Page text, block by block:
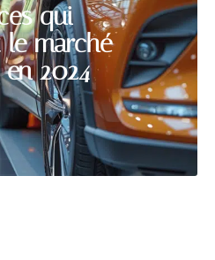
qui
le marché
2024